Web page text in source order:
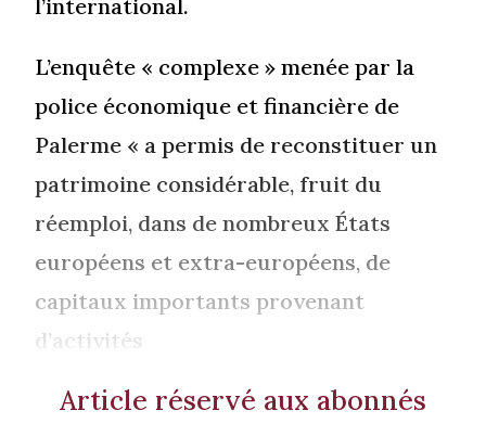
l’international.
L’enquête « complexe » menée par la
police économique et financière de
Palerme « a permis de reconstituer un
patrimoine considérable, fruit du
réemploi, dans de nombreux États
européens et extra-européens, de
capitaux importants provenant
d’activités
Article réservé aux abonnés